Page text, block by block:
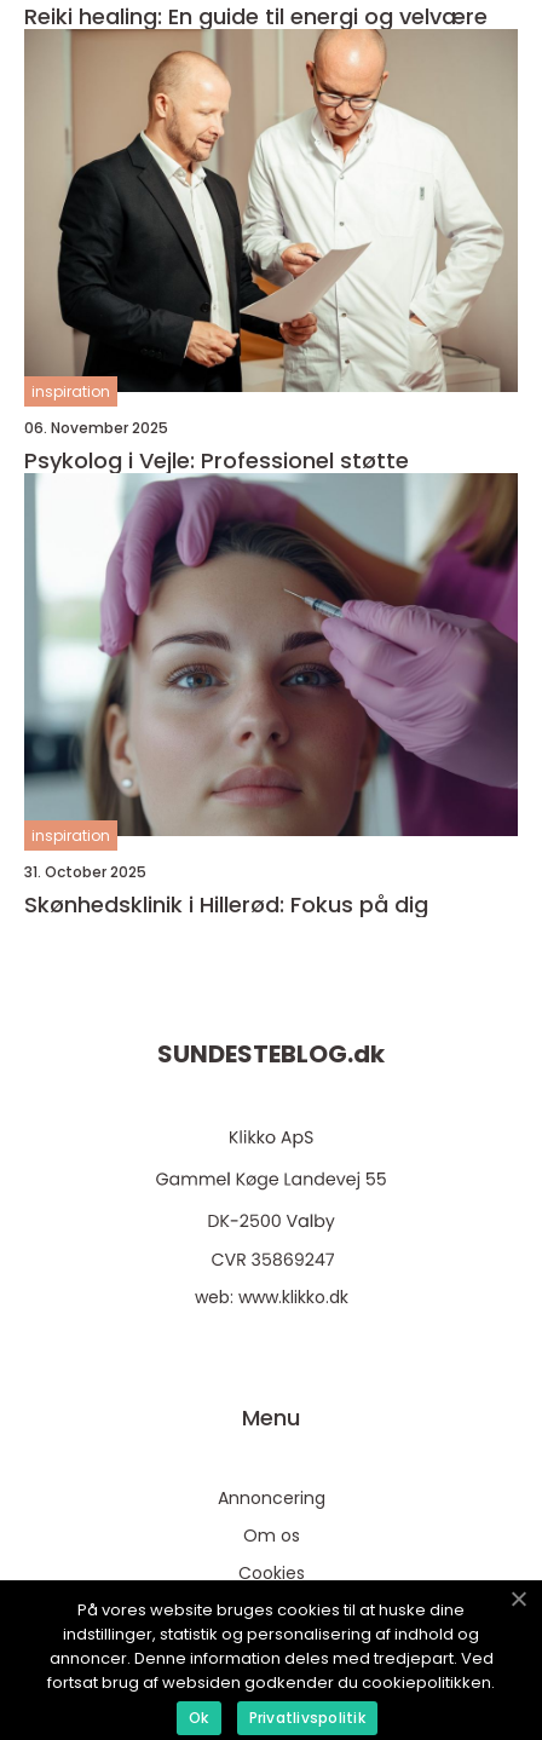
Reiki healing: En guide til energi og velvære
inspiration
06. November 2025
Psykolog i Vejle: Professionel støtte
inspiration
31. October 2025
Skønhedsklinik i Hillerød: Fokus på dig
SUNDESTEBLOG.dk
web: www.klikko.dk
Menu
Annoncering
Om os
Cookies
Kontakt os
Sitemap
På vores website bruges cookies til at huske dine
indstillinger, statistik og personalisering af indhold og
annoncer. Denne information deles med tredjepart. Ved
fortsat brug af websiden godkender du cookiepolitikken.
Ok Privatlivspolitik